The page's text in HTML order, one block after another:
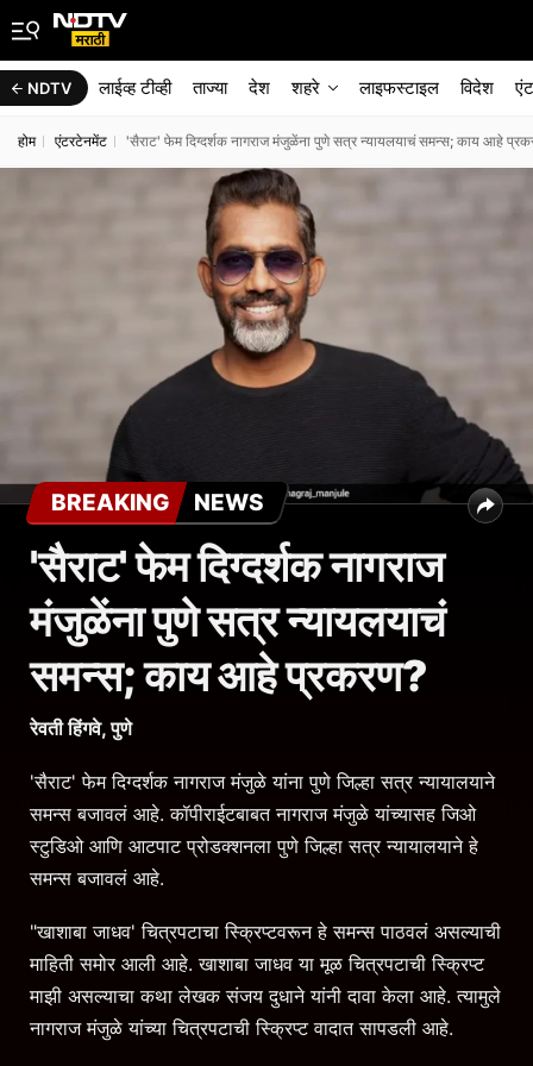
NDTV लाईव्ह टीव्ही ताज्या देश शहरे लाइफस्टाइल विदेश
होम एंटरटेनमेंट 'सैराट' फेम दिग्दर्शक नागराज मंजुळेंना पुणे सत्र न्यायलयाचं समन्स; काय आहे
BREAKING NEWS
'सैराट' फेम दिग्दर्शक नागराज
मंजुळेंना पुणे सत्र न्यायलयाचं
समन्स; काय आहे प्रकरण?
रेवती हिंगवे, पुणे
'सैराट' फेम दिग्दर्शक नागराज मंजुळे यांना पुणे जिल्हा सत्र न्यायालयाने
समन्स बजावलं आहे. कॉपीराईटबाबत नागराज मंजुळे यांच्यासह जिओ
स्टुडिओ आणि आटपाट प्रोडक्शनला पुणे जिल्हा सत्र न्यायालयाने हे
समन्स बजावलं आहे.
"खाशाबा जाधव' चित्रपटाचा स्क्रिप्टवरून हे समन्स पाठवलं असल्याची
माहिती समोर आली आहे. खाशाबा जाधव या मूळ चित्रपटाची स्क्रिप्ट
माझी असल्याचा कथा लेखक संजय दुधाने यांनी दावा केला आहे. त्यामुले
नागराज मंजुळे यांच्या चित्रपटाची स्क्रिप्ट वादात सापडली आहे.